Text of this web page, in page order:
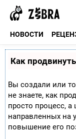
НОВОСТИ
Как
Вы создали или
не знаете, как
просто процесс,
направленных на
повышение его